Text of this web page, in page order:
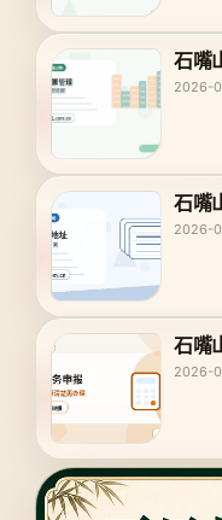
石嘴
2026-
石嘴
2026-
石嘴
2026-